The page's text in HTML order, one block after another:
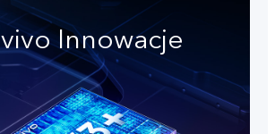
vivo Innowacje